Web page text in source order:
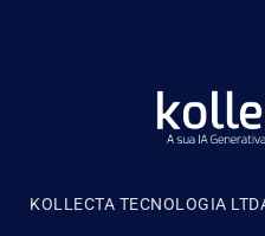
KOLLECTA TECNOLOGIA